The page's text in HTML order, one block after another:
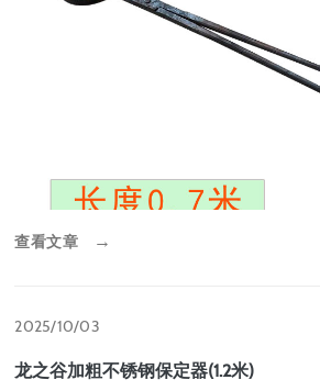
查看文章 →
2025/10/03
龙之谷加粗不锈钢保定器(1.2米)